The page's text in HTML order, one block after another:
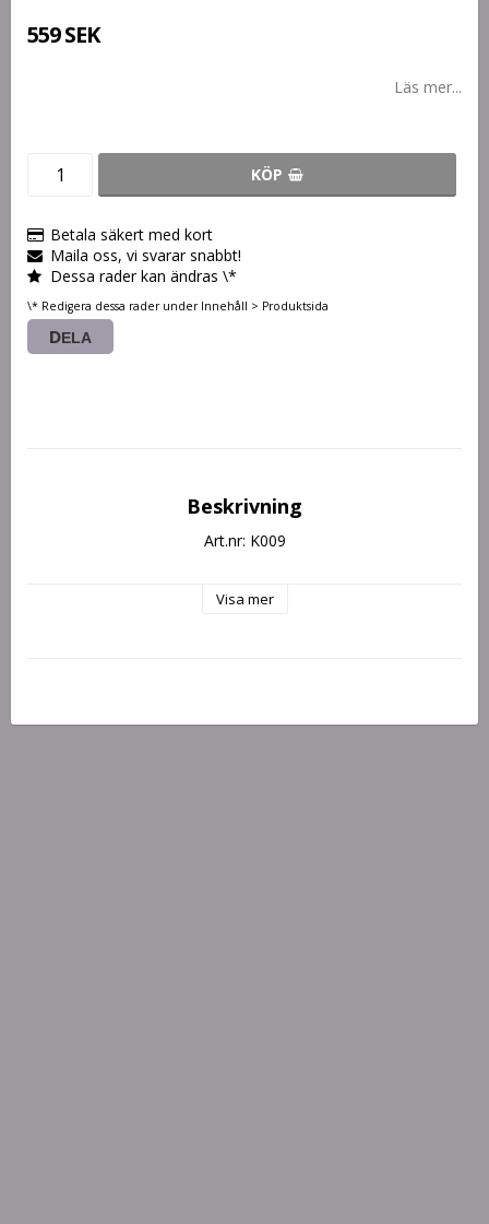
559 SEK
Läs mer...
KÖP
Betala säkert med kort
Maila oss, vi svarar snabbt!
Dessa rader kan ändras \*
\* Redigera dessa rader under Innehåll > Produktsida
DELA
Beskrivning
Art.nr: K009
Visa mer